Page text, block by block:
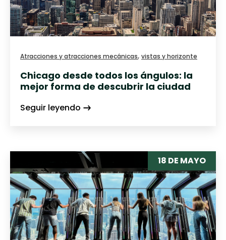
Atracciones y atracciones mecánicas, vistas y horizonte
Chicago desde todos los ángulos: la
mejor forma de descubrir la ciudad
Seguir leyendo
18 DE MAYO